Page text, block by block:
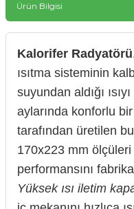
Ürün Bilgisi
Kalorifer Radyatörü
ısıtma sisteminin
suyundan aldığı
aylarında konforlu
tarafından üretilen
170x223 mm ölçüleri
performansını
Yüksek ısı iletim